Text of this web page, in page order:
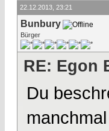
22.12.2013, 23:21
Bunbury
Bürger
RE: Egon
Du